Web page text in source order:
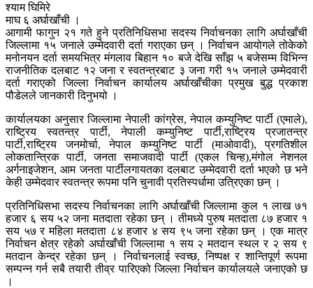
श्याम घिमिरे
माघ ६ अर्घाखाँची ।
आगामी फागुन २१ गते हुने प्रतिनिधिसभा सदस्य निर्वाचनका लागि अर्घाखाँची
जिल्लामा १५ जनाले उम्मेदवारी दर्ता गराएका छन् । निर्वाचन आयोगले तोकेको
मनोनयन दर्ता समयभित्र मंगलाव बिहान १० बजे देखि साँझ ५ बजेसम्म विभिन्न
राजनीतिक दलबाट १२ जना र स्वतन्त्रबाट ३ जना गरी १५ जनाले उम्मेदवारी
दर्ता गराएको जिल्ला निर्वाचन कार्यालय अर्घाखाँचीका प्रमुख बुद्ध प्रकाश
पौडेलले जानकारी दिनुभयो ।
कार्यालयका अनुसार जिल्लामा नेपाली कांग्रेस, नेपाल कम्युनिष्ट पार्टी (एमाले),
राष्ट्रिय स्वतन्त्र पार्टी, नेपाली कम्युनिष्ट पार्टी,राष्ट्रिय प्रजातन्त्र
पार्टी,राष्ट्रिय जनमोर्चा, नेपाल कम्युनिष्ट पार्टी (माओवादी), प्रगतिशील
लोकतान्त्रिक पार्टी, जनता समाजवादी पार्टी (एकल चिन्ह),मंगोल नेशनल
अर्गनाइजेशन, आम जनता पार्टीलगायतका दलबाट उम्मेदवारी दर्ता भएको छ भने
केही उम्मेदवार स्वतन्त्र रूपमा पनि चुनावी प्रतिस्पर्धामा उत्रिएका छन् ।
प्रतिनिधिसभा सदस्य निर्वाचनका लागि अर्घाखाँची जिल्लामा कुल १ लाख ७१
हजार ६ सय ५२ जना मतदाता रहेका छन् । तीमध्ये पुरुष मतदाता ८७ हजार १
सय ५७ र महिला मतदाता ८४ हजार ४ सय ९५ जना रहेका छन् । एक मात्र
निर्वाचन क्षेत्र रहेको अर्घाखाँची जिल्लामा १ सय २ मतदान स्थल र २ सय ९
मतदान केन्द्र रहेका छन् । निर्वाचनलाई स्वच्छ, निष्पक्ष र शान्तिपूर्ण रूपमा
सम्पन्न गर्न सबै तयारी तीव्र पारिएको जिल्ला निर्वाचन कार्यालयले जनाएको छ
।